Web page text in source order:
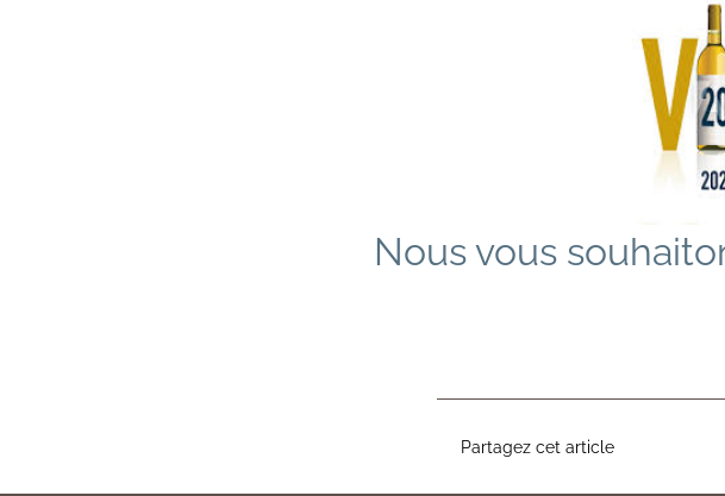
Nous vous
Partagez cet article